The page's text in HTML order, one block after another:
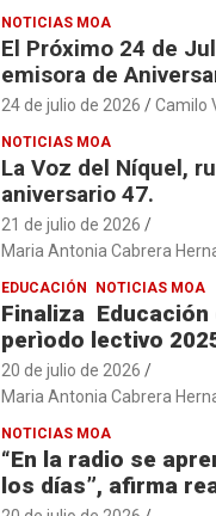
NOTICIAS MOA
El Próximo 24 de
emisora de
24 de julio de 2026 Camilo
NOTICIAS MOA
La Voz del Níquel,
aniversario 47.
21 de julio de 2026
Maria Antonia Cabrera
EDUCACIÓN NOTICIAS MOA
Finaliza
perìodo lectivo
resultados
20 de julio de 2026
Maria Antonia Cabrera
NOTICIAS MOA
“En la radio se
los días”, afirma